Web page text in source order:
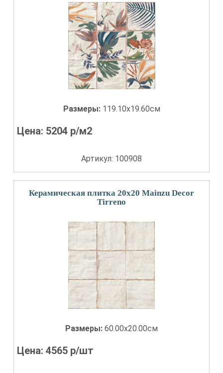
Размеры: 119.10x19.60см
Цена: 5204 р/м2
Артикул: 100908
Керамическая плитка 20x20 Mainzu Decor
Tirreno
Размеры: 60.00x20.00см
Цена:4565 р/шт